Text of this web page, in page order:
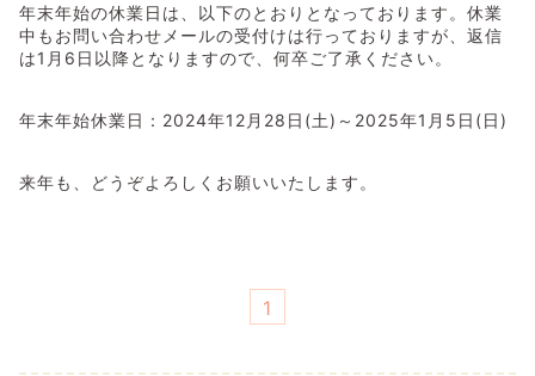
年末年始の休業日は、以下のとおりとなっております。休業
中もお問い合わせメールの受付けは行っておりますが、返信
は1月6日以降となりますので、何卒ご了承ください。
年末年始休業日：2024年12月28日(土)～2025年1月5日(日)
来年も、どうぞよろしくお願いいたします。
1